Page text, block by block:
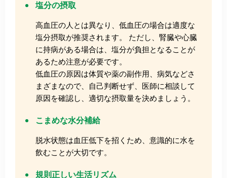
塩分の摂取
高血圧の人とは異なり、低血圧の場合は適度な
塩分摂取が推奨されます。 ただし、腎臓や心臓
に持病がある場合は、塩分が負担となることが
あるため注意が必要です。
低血圧の原因は体質や薬の副作用、病気などさ
まざまなので、自己判断せず、医師に相談して
原因を確認し、適切な摂取量を決めましょう。
こまめな水分補給
脱水状態は血圧低下を招くため、意識的に水を
飲むことが大切です。
規則正しい生活リズム